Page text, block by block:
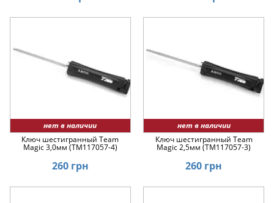
нет в наличии
Ключ шестигранный Team
Magic 3,0мм (TM117057-4)
260 грн
нет в наличии
Ключ шестигранный Team
Magic 2,5мм (TM117057-3)
260 грн